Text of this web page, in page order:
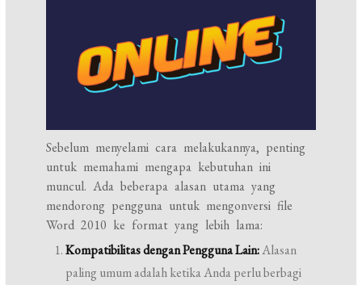
Sebelum menyelami cara melakukannya, penting
untuk memahami mengapa kebutuhan ini
muncul. Ada beberapa alasan utama yang
mendorong pengguna untuk mengonversi file
Word 2010 ke format yang lebih lama:
Kompatibilitas dengan Pengguna Lain:Alasan
paling umum adalah ketika Anda perlu berbagi